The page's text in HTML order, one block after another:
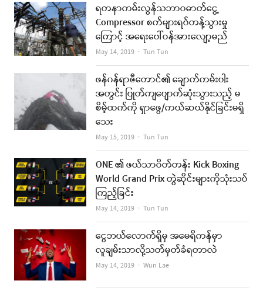
ရတနာကမ်းလွန်သဘာဝဓာတ်ငွေ့
Compressor စက်များရပ်တန့်သွားမှု
ကြောင့် အရေးပေါ်ဝန်အားလျော့မည်
May 14, 2019 Author
Tun Tun
ဖန်ဂန်ရာဇီတောင်၏ ချောက်ကမ်းပါး
အတွင်း ပြုတ်ကျပျောက်ဆုံးသွားသည့် မ
စိမ့်ထက်ကို ရှာဖွေ/ကယ်ဆယ်နိုင်ခြင်းမရှိ
သေး
May 15, 2019 Author
Tun Tun
ONE ၏ ဖယ်သာဝိတ်တန်း Kick Boxing
World Grand Prix တွဲဆိုင်းများကိုသုံးသပ်
ကြည့်ခြင်း
May 14, 2019 Author
Tun Tun
ငွေဘယ်လောက်ရှိမှ အမေရိကန်မှာ
လူချမ်းသာလို့သတ်မှတ်ခံရတာလဲ
May 14, 2019 Author
Wun Lae